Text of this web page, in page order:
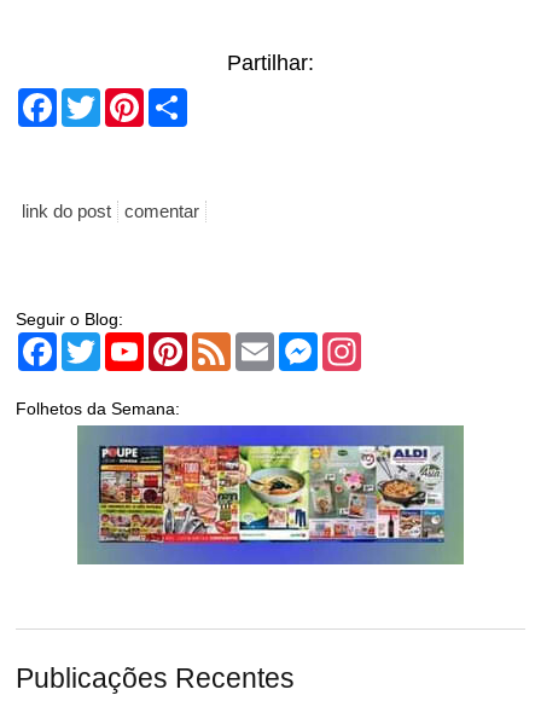
Partilhar:
Facebook
TwitterPinterest
link do post comentar
Seguir o Blog:
Facebook
TwitterYouTubePinterest
Feed Email Messenger
Folhetos da Semana:
Publicações Recentes